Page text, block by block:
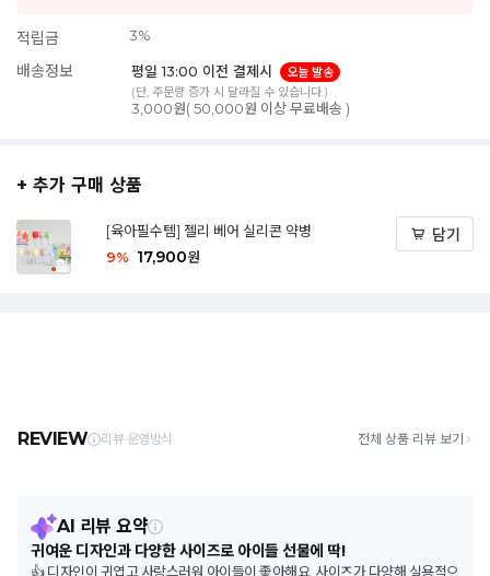
적립금 3%
배송정보 평일 13:00 이전 결제시
오늘 발송
(단, 주문량 증가 시 달라질 수 있습니다.)
3,000원( 50,000원 이상 무료배송 )
+ 추가 구매 상품
[육아필수템] 젤리 베어 실리콘 약병
9% 17,900원
담기